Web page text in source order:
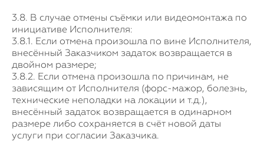
3.8. В случае отмены съёмки или видеомонтажа по
инициативе Исполнителя:
3.8.1. Если отмена произошла по вине Исполнителя,
внесённый Заказчиком задаток возвращается в
двойном размере;
3.8.2. Если отмена произошла по причинам, не
зависящим от Исполнителя (форс-мажор, болезнь,
технические неполадки на локации и т.д.),
внесённый задаток возвращается в одинарном
размере либо сохраняется в счёт новой даты
услуги при согласии Заказчика.